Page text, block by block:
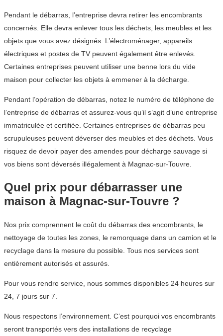
Pendant le débarras, l’entreprise devra retirer les encombrants
concernés. Elle devra enlever tous les déchets, les meubles et les
objets que vous avez désignés. L’électroménager, appareils
électriques et postes de TV peuvent également être enlevés.
Certaines entreprises peuvent utiliser une benne lors du vide
maison pour collecter les objets à emmener à la décharge.
Pendant l’opération de débarras, notez le numéro de téléphone de
l’entreprise de débarras et assurez-vous qu’il s’agit d’une entreprise
immatriculée et certifiée. Certaines entreprises de débarras peu
scrupuleuses peuvent déverser des meubles et des déchets. Vous
risquez de devoir payer des amendes pour décharge sauvage si
vos biens sont déversés illégalement à Magnac-sur-Touvre.
Quel prix pour débarrasser une
maison à Magnac-sur-Touvre ?
Nos prix comprennent le coût du débarras des encombrants, le
nettoyage de toutes les zones, le remorquage dans un camion et le
recyclage dans la mesure du possible. Tous nos services sont
entièrement autorisés et assurés.
Pour vous rendre service, nous sommes disponibles 24 heures sur
24, 7 jours sur 7.
Nous respectons l’environnement. C’est pourquoi vos encombrants
seront transportés vers des installations de recyclage